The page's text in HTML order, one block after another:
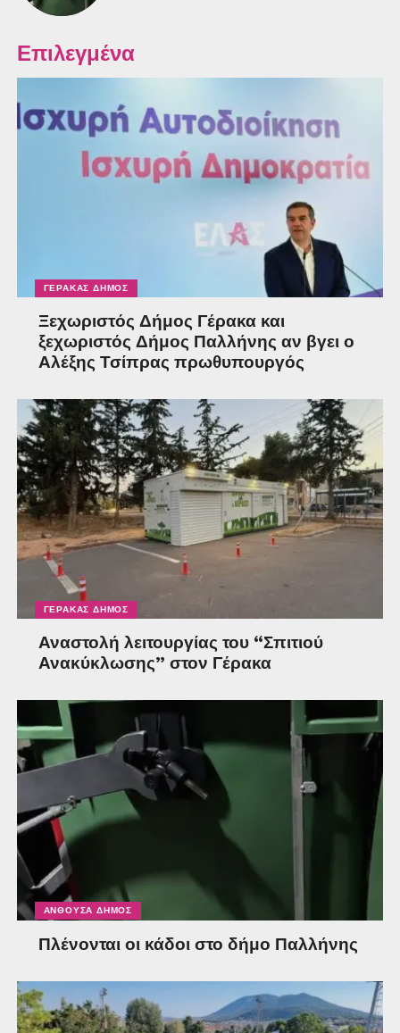
Επιλεγμένα
ΓΈΡΑΚΑΣ ΔΉΜΟΣ
Ξεχωριστός Δήμος Γέρακα και
ξεχωριστός Δήμος Παλλήνης αν βγει ο
Αλέξης Τσίπρας πρωθυπουργός
ΓΈΡΑΚΑΣ ΔΉΜΟΣ
Αναστολή λειτουργίας του “Σπιτιού
Ανακύκλωσης” στον Γέρακα
ΑΝΘΟΎΣΑ ΔΉΜΟΣ
Πλένονται οι κάδοι στο δήμο Παλλήνης